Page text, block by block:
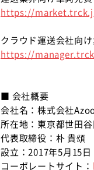
https://
クラウド運送会社向
https://
■ 会社概要
会社名：株式会社
所在地：東京都世田
代表取締役：朴 貴頌
設立：2017年5月15日
コーポレートサイト：